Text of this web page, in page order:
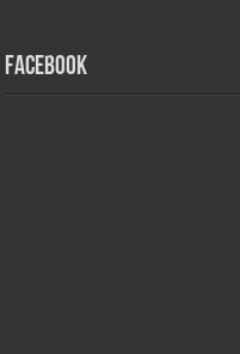
Facebook